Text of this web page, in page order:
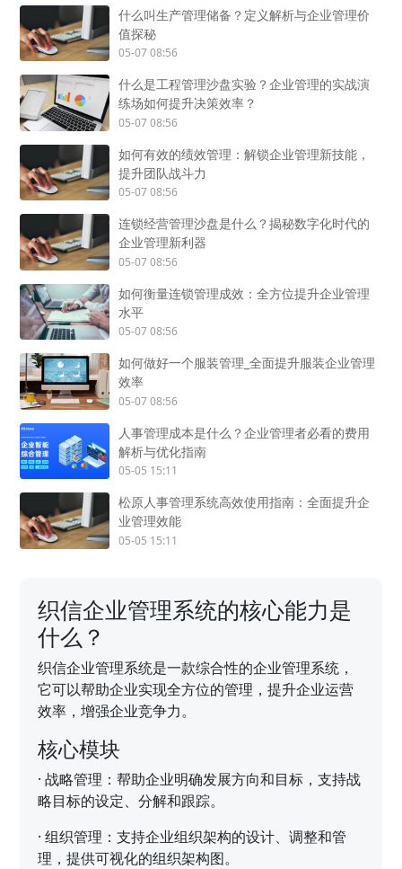
什么叫生产管理储备？定义解析与企业管理价
值探秘
05-07 08:56
什么是工程管理沙盘实验？企业管理的实战演
练场如何提升决策效率？
05-07 08:56
如何有效的绩效管理：解锁企业管理新技能，
提升团队战斗力
05-07 08:56
连锁经营管理沙盘是什么？揭秘数字化时代的
企业管理新利器
05-07 08:56
如何衡量连锁管理成效：全方位提升企业管理
水平
05-07 08:56
如何做好一个服装管理_全面提升服装企业管理
效率
05-07 08:56
人事管理成本是什么？企业管理者必看的费用
解析与优化指南
05-05 15:11
松原人事管理系统高效使用指南：全面提升企
业管理效能
05-05 15:11
织信企业管理系统的核心能力是
什么？
织信企业管理系统是一款综合性的企业管理系统，
它可以帮助企业实现全方位的管理，提升企业运营
效率，增强企业竞争力。
核心模块
·战略管理：帮助企业明确发展方向和目标，支持战
略目标的设定、分解和跟踪。
·组织管理：支持企业组织架构的设计、调整和管
理，提供可视化的组织架构图。